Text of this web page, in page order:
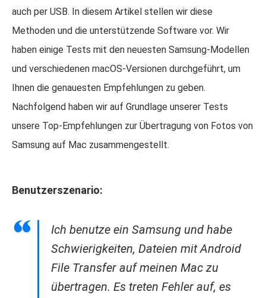
auch per USB. In diesem Artikel stellen wir diese
Methoden und die unterstützende Software vor. Wir
haben einige Tests mit den neuesten Samsung-Modellen
und verschiedenen macOS-Versionen durchgeführt, um
Ihnen die genauesten Empfehlungen zu geben.
Nachfolgend haben wir auf Grundlage unserer Tests
unsere Top-Empfehlungen zur Übertragung von Fotos von
Samsung auf Mac zusammengestellt.
Benutzerszenario:
Ich benutze ein Samsung und habe
Schwierigkeiten, Dateien mit Android
File Transfer auf meinen Mac zu
übertragen. Es treten Fehler auf, es